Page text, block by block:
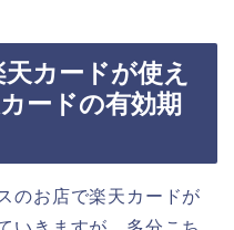
カードが使え
ードの有効期
のお店で楽天カードが